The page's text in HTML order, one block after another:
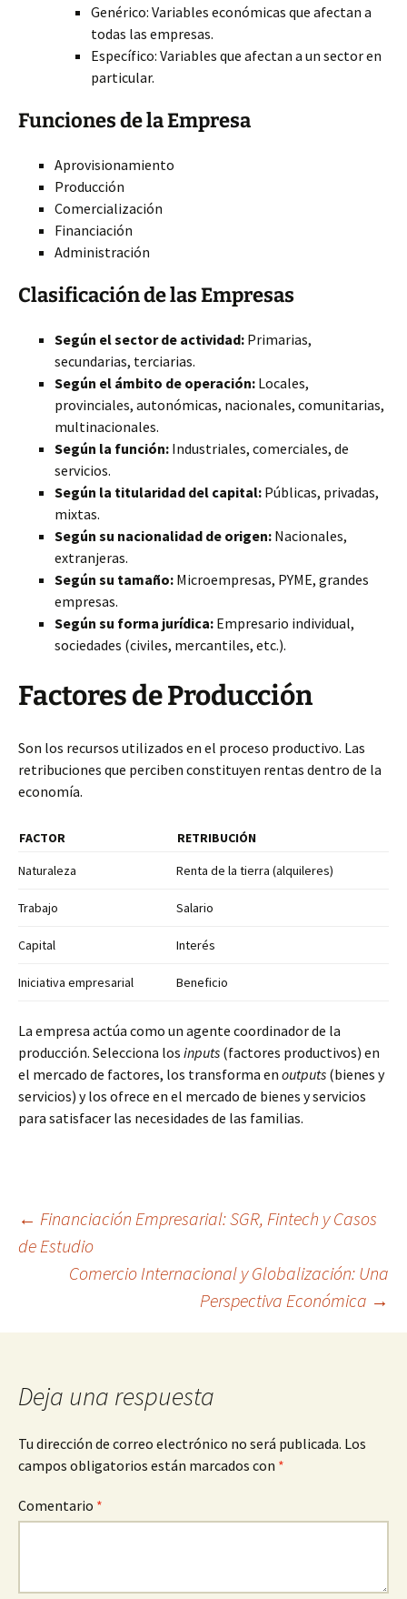
Genérico: Variables económicas que afectan a
todas las empresas.
Específico: Variables que afectan a un sector en
particular.
Funciones de la Empresa
Aprovisionamiento
Producción
Comercialización
Financiación
Administración
Clasificación de las Empresas
Según el sector de actividad: Primarias,
secundarias, terciarias.
Según el ámbito de operación: Locales,
provinciales, autonómicas, nacionales, comunitarias,
multinacionales.
Según la función: Industriales, comerciales, de
servicios.
Según la titularidad del capital: Públicas, privadas,
mixtas.
Según su nacionalidad de origen: Nacionales,
extranjeras.
Según su tamaño: Microempresas, PYME, grandes
empresas.
Según su forma jurídica: Empresario individual,
sociedades (civiles, mercantiles, etc.).
Factores de Producción
Son los recursos utilizados en el proceso productivo. Las
retribuciones que perciben constituyen rentas dentro de la
economía.
FACTOR
RETRIBUCIÓN
Naturaleza
Renta de la tierra (alquileres)
Trabajo Salario
Capital Interés
Iniciativa empresarial Beneficio
La empresa actúa como un agente coordinador de la
producción. Selecciona los inputs (factores productivos) en
el mercado de factores, los transforma en outputs (bienes y
servicios) y los ofrece en el mercado de bienes y servicios
para satisfacer las necesidades de las familias.
Navegación
entradas
← Financiación Empresarial: SGR, Fintech y Casos
de Estudio
Comercio Internacional y Globalización: Una
Perspectiva Económica →
Deja una respuesta
Tu dirección de correo electrónico no será publicada. Los
campos obligatorios están marcados con *
Comentario *